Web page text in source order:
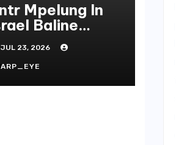
Mpelung In
Baline
Und
JUL 23, 2026